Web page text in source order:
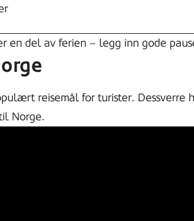
en del av ferien – legg inn gode
reisemål for turister. Dessverre
Norge.